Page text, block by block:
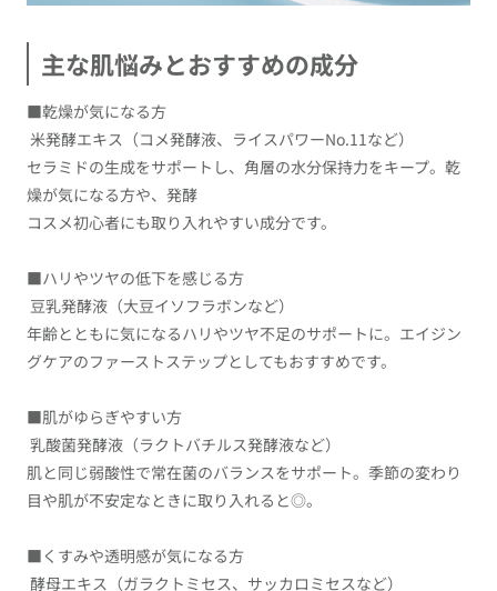
主な肌悩みとおすすめの成分
■乾燥が気になる方
米発酵エキス（コメ発酵液、ライスパワーNo.11など）
セラミドの生成をサポートし、角層の水分保持力をキープ。乾
燥が気になる方や、発酵
コスメ初心者にも取り入れやすい成分です。
■ハリやツヤの低下を感じる方
豆乳発酵液（大豆イソフラボンなど）
年齢とともに気になるハリやツヤ不足のサポートに。エイジン
グケアのファーストステップとしてもおすすめです。
■肌がゆらぎやすい方
乳酸菌発酵液（ラクトバチルス発酵液など）
肌と同じ弱酸性で常在菌のバランスをサポート。季節の変わり
目や肌が不安定なときに取り入れると◎。
■くすみや透明感が気になる方
酵母エキス（ガラクトミセス、サッカロミセスなど）